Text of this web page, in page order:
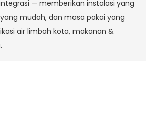
— memberikan instalasi yang
mudah, dan masa pakai yang
air limbah kota, makanan &